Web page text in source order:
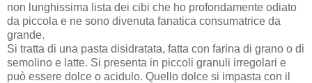
non lunghissima lista dei cibi che ho profondamente odiato
da piccola e ne sono divenuta fanatica consumatrice da
grande.
Si tratta di una pasta disidratata, fatta con farina di grano o di
semolino e latte. Si presenta in piccoli granuli irregolari e
può essere dolce o acidulo. Quello dolce si impasta con il